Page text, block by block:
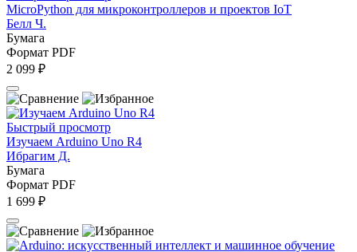
MicroPython для микроконтроллеров и проектов IoT
Белл Ч.
Бумага
Формат PDF
2 099 ₽
Быстрый просмотр
Изучаем Arduino Uno R4
Ибрагим Д.
Бумага
Формат PDF
1 699 ₽